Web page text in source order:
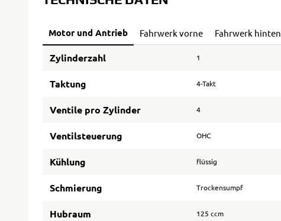
Motor und Antrieb Fahrwerk vorne Fahrwerk hinten
Zylinderzahl 1
Taktung 4-Takt
Ventile pro Zylinder 4
Ventilsteuerung OHC
Kühlung flüssig
Schmierung Trockensumpf
Hubraum 125 ccm